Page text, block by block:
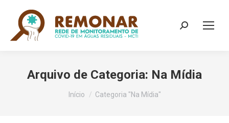
Search:
Arquivo de Categoria: Na Mídia
Você está aqui:
Início Categoria "Na Mídia"